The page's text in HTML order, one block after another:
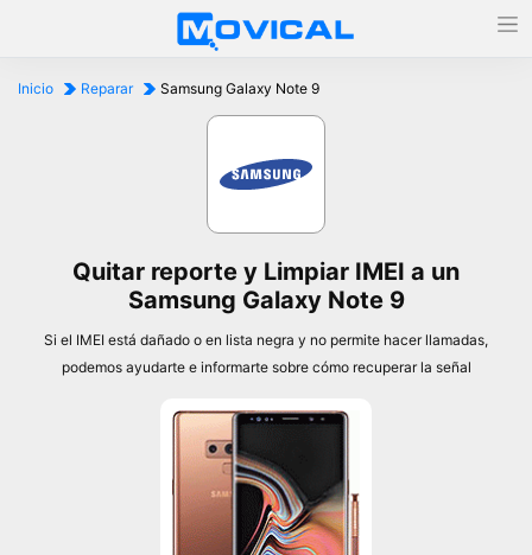
Inicio Reparar Samsung Galaxy Note 9
Quitar reporte y Limpiar IMEI a un
Samsung Galaxy Note 9
Si el IMEI está dañado o en lista negra y no permite hacer llamadas,
podemos ayudarte e informarte sobre cómo recuperar la señal